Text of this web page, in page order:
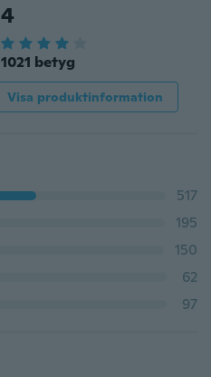
4
1021 betyg
Visa produktinformation
517
195
150
62
97